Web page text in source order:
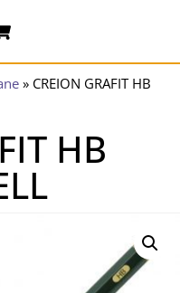
» CREION GRAFIT HB
HB